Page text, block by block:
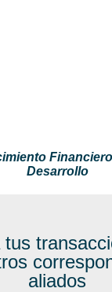
Desarrollo
tus
aliados